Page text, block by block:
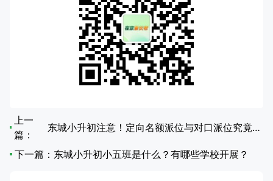
上一
篇：
东城小升初注意！定向名额派位与对口派位究竟有何不同？
下一篇： 东城小升初小五班是什么？有哪些学校开展？